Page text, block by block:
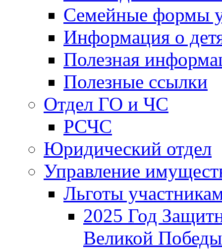
Семейные формы
Информация о
Полезная
Полезные ссылки
Отдел ГО и ЧС
РСЧС
Юридический отдел
Управление
Льготы
2025 Год
Великой Победы